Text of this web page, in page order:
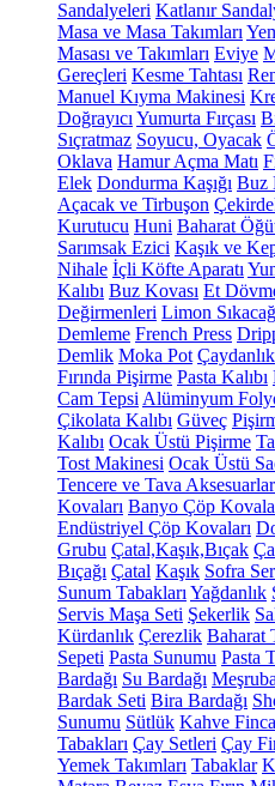
Sandalyeleri Katlanır
Masa ve Masa Takımları
Masası ve Takımları Eviye
Gereçleri Kesme Tahtası
Manuel Kıyma Makinesi
Doğrayıcı Yumurta Fırçası
Sıçratmaz Soyucu, Oyacak
Oklava Hamur Açma Matı
Elek Dondurma Kaşığı Buz
Açacak ve Tirbuşon
Kurutucu Huni Baharat
Sarımsak Ezici Kaşık ve
Nihale İçli Köfte Aparatı
Kalıbı Buz Kovası Et
Değirmenleri Limon
Demleme French Press
Demlik Moka Pot Çaydanlık
Fırında Pişirme Pasta Kalıbı
Cam Tepsi Alüminyum
Çikolata Kalıbı Güveç
Kalıbı Ocak Üstü Pişirme
Tost Makinesi Ocak Üstü
Tencere ve Tava
Kovaları Banyo Çöp
Endüstriyel Çöp Kovaları
Grubu Çatal,Kaşık,Bıçak
Bıçağı Çatal Kaşık Sofra
Sunum Tabakları Yağdanlık
Servis Maşa Seti Şekerlik
Kürdanlık Çerezlik Baharat
Sepeti Pasta Sunumu Pasta
Bardağı Su Bardağı
Bardak Seti Bira Bardağı
Sunumu Sütlük Kahve
Tabakları Çay Setleri Çay
Yemek Takımları Tabaklar